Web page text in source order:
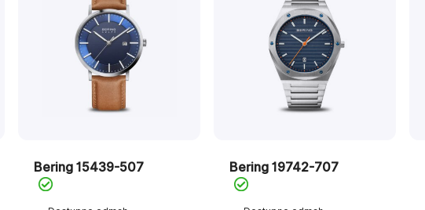
Bering 15439-507 Bering 19742-707